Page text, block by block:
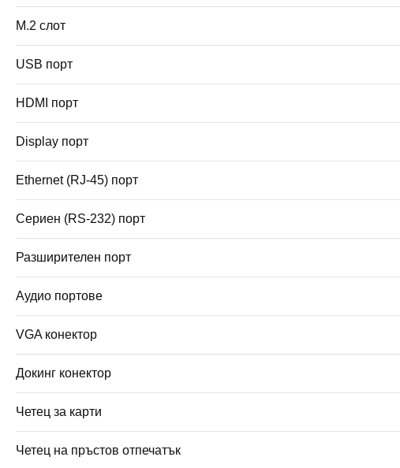
M.2 слот
USB порт
HDMI порт
Display порт
Ethernet (RJ-45) порт
Сериен (RS-232) порт
Разширителен порт
Аудио портове
VGA конектор
Докинг конектор
Четец за карти
Четец на пръстов отпечатък